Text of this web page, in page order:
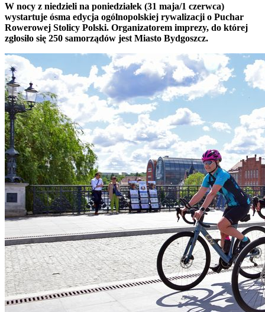
W nocy z niedzieli na poniedziałek (31 maja/1 czerwca)
wystartuje ósma edycja ogólnopolskiej rywalizacji o Puchar
Rowerowej Stolicy Polski. Organizatorem imprezy, do której
zgłosiło się 250 samorządów jest Miasto Bydgoszcz.